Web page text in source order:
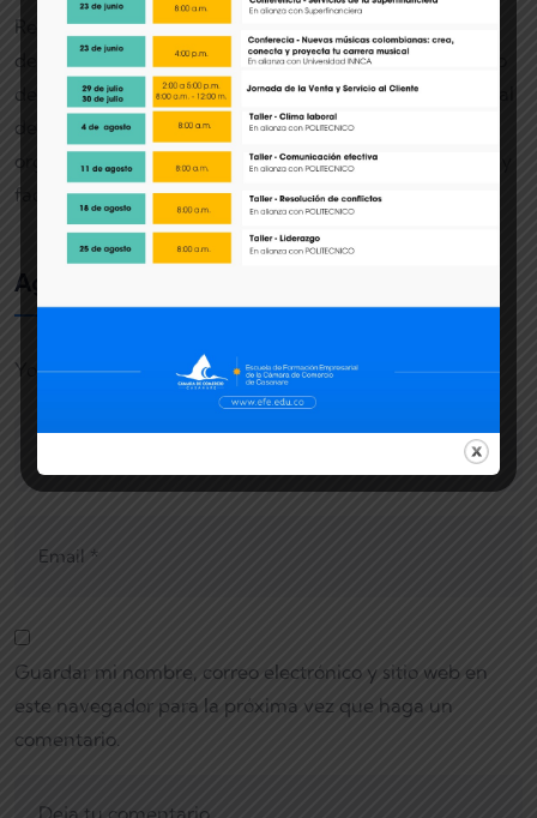
Reflexión: Es importante contar con líderes que
desarrollen nuevas capacidades y mentalidades dentro
de su equipo de trabajo que permita activar el potencial
de cada uno, que puedan ofrecer a cualquier
organización un enorme potencial como catalizadores y
facilitadores de la creación de valor.
Agregar un comentario
Your email address will not be published.
Guardar mi nombre, correo electrónico y sitio web en
este navegador para la próxima vez que haga un
comentario.